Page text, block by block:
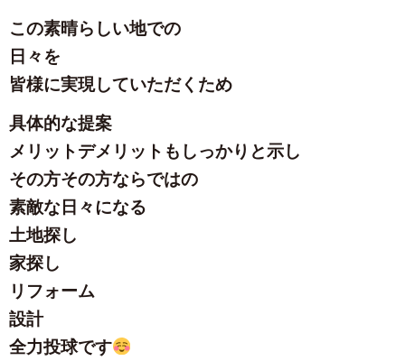
この素晴らしい地での
日々を
皆様に実現していただくため
具体的な提案
メリットデメリットもしっかりと示し
その方その方ならではの
素敵な日々になる
土地探し
家探し
リフォーム
設計
全力投球です